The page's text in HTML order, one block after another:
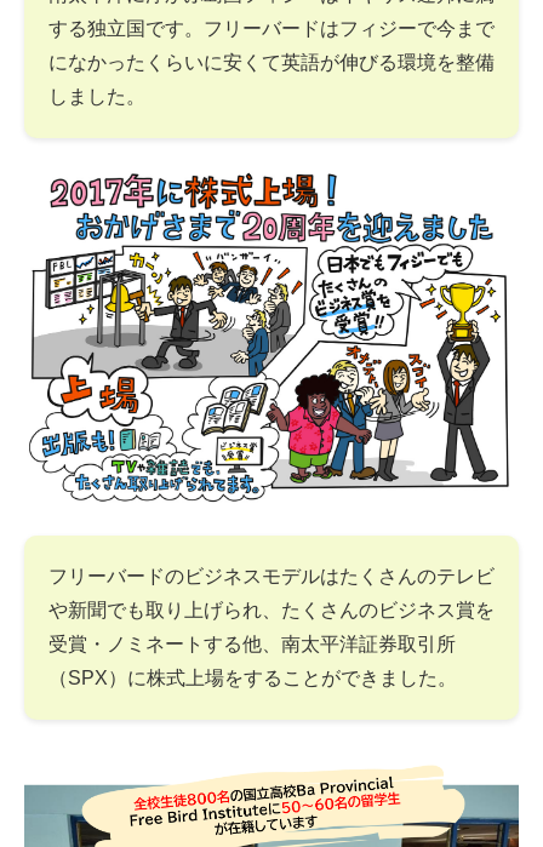
する独立国です。フリーバードはフィジーで今まで
になかったくらいに安くて英語が伸びる環境を整備
しました。
フリーバードのビジネスモデルはたくさんのテレビ
や新聞でも取り上げられ、たくさんのビジネス賞を
受賞・ノミネートする他、南太平洋証券取引所
（SPX）に株式上場をすることができました。